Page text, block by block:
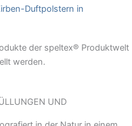
der speltex® Produktwelt
werden.
UND